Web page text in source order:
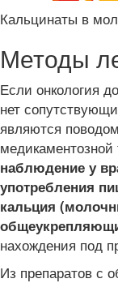
Кальцинаты в
Методы
Если онкология
нет
являются
медикаментозной
наблюдение у
употребления
кальция
нахождения под
Из препаратов с